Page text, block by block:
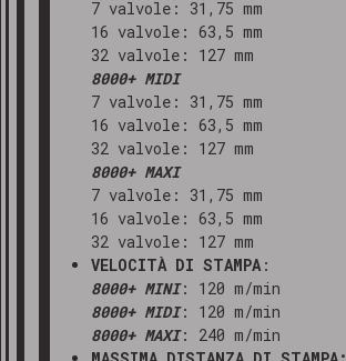
7 valvole: 31,75 mm
16 valvole: 63,5 mm
32 valvole: 127 mm
8000+ MIDI
7 valvole: 31,75 mm
16 valvole: 63,5 mm
32 valvole: 127 mm
8000+ MAXI
7 valvole: 31,75 mm
16 valvole: 63,5 mm
32 valvole: 127 mm
VELOCITÀ DI STAMPA :
8000+ MINI: 120 m/min
8000+ MIDI: 120 m/min
8000+ MAXI: 240 m/min